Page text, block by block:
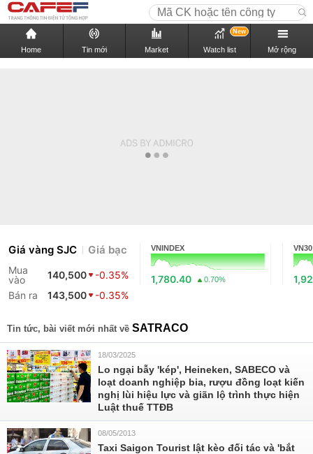
Home Tin mới Market Watch list
New
Mở rộng
Giá vàng SJC Giá bạc
Mua
vào
140,500
-0.35%
Bán ra
143,500 -0.35%
VNINDEX
1,780.40 0.70%
VN30
Tin tức, bài viết mới nhất về SATRACO
18/03/2025
Lo ngại bẫy 'kép', Heineken, SABECO và
loạt doanh nghiệp bia, rượu đồng loạt kiến
nghị lùi hiệu lực và giãn lộ trình thực hiện
Luật thuế TTĐB
08/05/2013
Taxi Saigon Tourist lật kèo đối tác và 'bắt